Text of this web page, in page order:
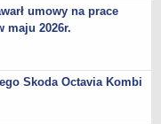
pracy
umowy na prace
maju 2026r.
Skoda Octavia Kombi